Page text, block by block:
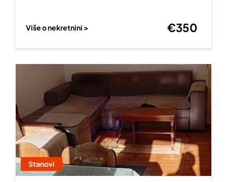
Više o nekretnini > €350
Stanovi